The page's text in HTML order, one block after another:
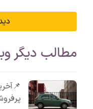
دیدن همه
دیگر وبلاگ
📌آخرین
پرفروش (۱۴ مرداد ۱۴۰۵)